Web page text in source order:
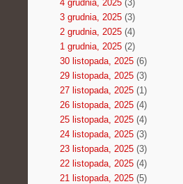
4 grudnia, 2025(3)
3 grudnia, 2025(3)
2 grudnia, 2025(4)
1 grudnia, 2025(2)
30 listopada, 2025(6)
29 listopada, 2025(3)
27 listopada, 2025(1)
26 listopada, 2025(4)
25 listopada, 2025(4)
24 listopada, 2025(3)
23 listopada, 2025(3)
22 listopada, 2025(4)
21 listopada, 2025(5)